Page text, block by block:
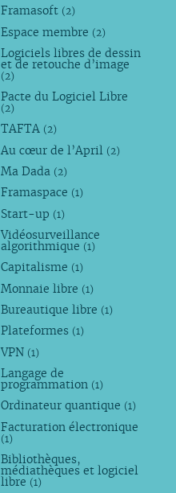
Framasoft (2)
Espace membre (2)
Logiciels libres de dessin
et de retouche d’image
(2)
Pacte du Logiciel Libre
(2)
TAFTA (2)
Au cœur de l’April (2)
Ma Dada (2)
Framaspace (1)
Start-up (1)
Vidéosurveillance
algorithmique (1)
Capitalisme (1)
Monnaie libre (1)
Bureautique libre (1)
Plateformes (1)
VPN (1)
Langage de
programmation (1)
Ordinateur quantique (1)
Facturation électronique
(1)
Bibliothèques,
médiathèques et logiciel
libre (1)